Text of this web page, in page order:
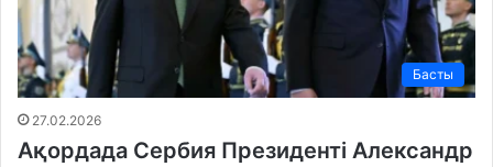
Басты
27.02.2026
Ақордада Сербия Президенті Александр